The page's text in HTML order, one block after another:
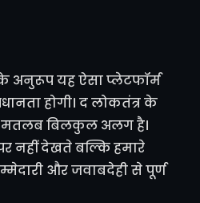
अनुरूप यह ऐसा प्लेटफॉर्म
होगी। द लोकतंत्र के
मतलब बिलकुल अलग है।
नहीं देखते बल्कि हमारे
और जवाबदेही से पूर्ण